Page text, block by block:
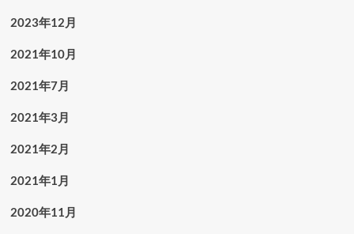
2023年12月
2021年10月
2021年7月
2021年3月
2021年2月
2021年1月
2020年11月